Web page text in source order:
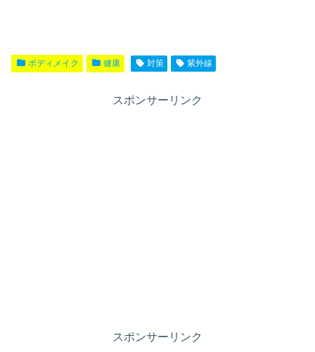
ボディメイク 健康 対策 紫外線
スポンサーリンク
スポンサーリンク